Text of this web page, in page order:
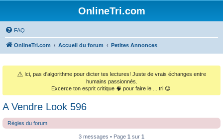
OnlineTri.com
FAQ
OnlineTri.com Accueil du forum Petites Annonces
⚠️ Ici, pas d'algorithme pour dicter tes lectures! Juste de vrais échanges entre
humains passionnés.
Excerce ton esprit critique 🧠 pour faire le ... tri 😉.
A Vendre Look 596
Règles du forum
3 messages • Page 1 sur 1